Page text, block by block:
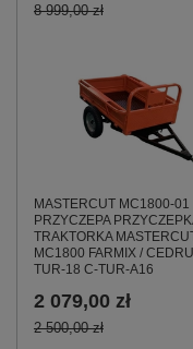
8 999,00 zł
MASTERCUT MC1800-01
PRZYCZEPA
TRAKTORKA
MC1800 FARMIX /
TUR-18 C-TUR-A16
2 079,00 zł
2 500,00 zł